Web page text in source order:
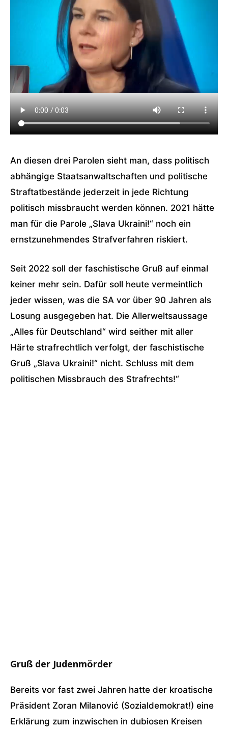
An diesen drei Parolen sieht man, dass politisch
abhängige Staatsanwaltschaften und politische
Straftatbestände jederzeit in jede Richtung
politisch missbraucht werden können. 2021 hätte
man für die Parole „Slava Ukraini!“ noch ein
ernstzunehmendes Strafverfahren riskiert.
Seit 2022 soll der faschistische Gruß auf einmal
keiner mehr sein. Dafür soll heute vermeintlich
jeder wissen, was die SA vor über 90 Jahren als
Losung ausgegeben hat. Die Allerweltsaussage
„Alles für Deutschland“ wird seither mit aller
Härte strafrechtlich verfolgt, der faschistische
Gruß „Slava Ukraini!“ nicht. Schluss mit dem
politischen Missbrauch des Strafrechts!“
Gruß der Judenmörder
Bereits vor fast zwei Jahren hatte der kroatische
Präsident Zoran Milanović (Sozialdemokrat!) eine
Erklärung zum inzwischen in dubiosen Kreisen